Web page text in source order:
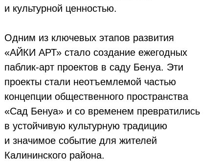
и культурной ценностью.
Одним из ключевых этапов развития
«АЙКИ АРТ» стало создание ежегодных
паблик-арт проектов в саду Бенуа. Эти
проекты стали неотъемлемой частью
концепции общественного пространства
«Сад Бенуа» и со временем превратились
в устойчивую культурную традицию
и значимое событие для жителей
Калининского района.